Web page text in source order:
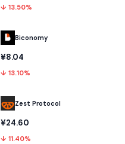
↓ 13.50%
Biconomy
¥8.04
↓ 13.10%
Zest Protocol
¥24.60
↓ 11.40%